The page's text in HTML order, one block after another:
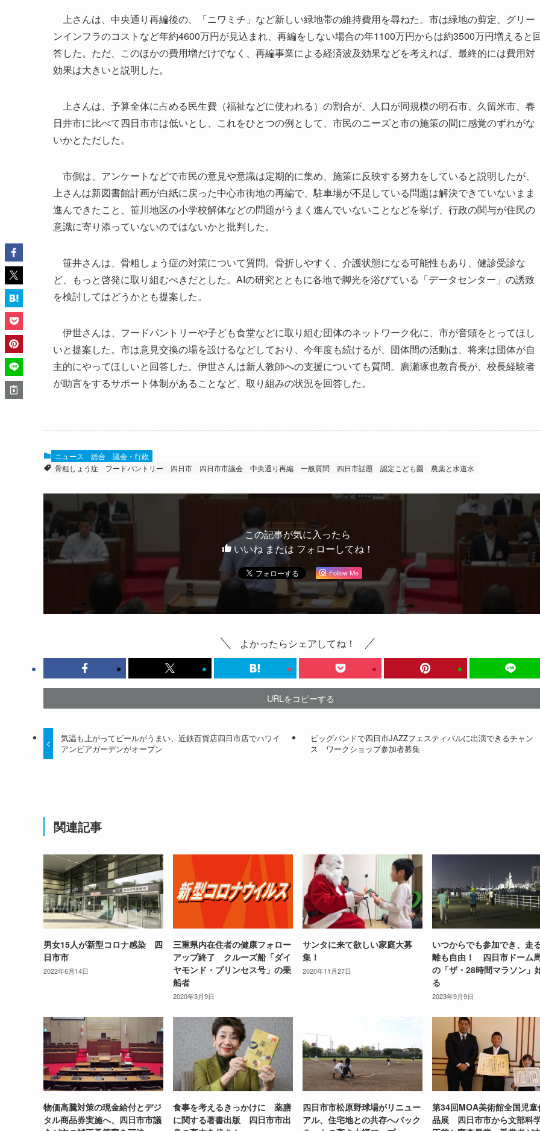
上さんは、中央通り再編後の、「ニワミチ」など新しい緑地帯の維持費用を尋ねた。市は緑地の剪定、グリー
ンインフラのコストなど年約4600万円が見込まれ、再編をしない場合の年1100万円からは約3500万円増えると
答した。ただ、このほかの費用増だけでなく、再編事業による経済波及効果などを考えれば、最終的には費用対
効果は大きいと説明した。
上さんは、予算全体に占める民生費（福祉などに使われる）の割合が、人口が同規模の明石市、久留米市、春
日井市に比べて四日市市は低いとし、これをひとつの例として、市民のニーズと市の施策の間に感覚のずれがな
いかとただした。
市側は、アンケートなどで市民の意見や意識は定期的に集め、施策に反映する努力をしていると説明したが、
上さんは新図書館計画が白紙に戻った中心市街地の再編で、駐車場が不足している問題は解決できていないまま
進んできたこと、笹川地区の小学校解体などの問題がうまく進んでいないことなどを挙げ、行政の関与が住民の
意識に寄り添っていないのではないかと批判した。
笹井さんは、骨粗しょう症の対策について質問。骨折しやすく、介護状態になる可能性もあり、健診受診な
ど、もっと啓発に取り組むべきだとした。AIの研究とともに各地で脚光を浴びている「データセンター」の誘致
を検討してはどうかとも提案した。
伊世さんは、フードパントリーや子ども食堂などに取り組む団体のネットワーク化に、市が音頭をとってほし
いと提案した。市は意見交換の場を設けるなどしており、今年度も続けるが、団体間の活動は、将来は団体が自
主的にやってほしいと回答した。伊世さんは新人教師への支援についても質問。廣瀬琢也教育長が、校長経験者
が助言をするサポート体制があることなど、取り組みの状況を回答した。
ニュース 総合
議会・行政
骨粗しょう症
フードパントリー 四日市 四日市市議会 中央通り再編 一般質問 四日市話題 認定こども園 農薬と水道水
この記事が気に入ったら
いいね または フォローしてね！
Follow Me
よかったらシェアしてね！
URLをコピーする
気温も上がってビールがうまい、近鉄百貨店四日市店でハワイ
アンビアガーデンがオープン
ビッグバンドで四日市JAZZフェスティバルに出演できるチャン
ス ワークショップ参加者募集
関連記事
男女15人が新型コロナ感染 四
日市市
2022年6月14日
三重県内在住者の健康フォロー
アップ終了 クルーズ船「ダイ
ヤモンド・プリンセス号」の乗
船者
2020年3月9日
サンタに来て欲しい家庭大募
集！
2020年11月27日
いつからでも参加でき、走
離も自由！ 四日市ドーム
の「ザ・28時間マラソン」
る
2023年9月9日
物価高騰対策の現金給付とデジ
タル商品券実施へ、四日市市議
食事を考えるきっかけに 薬膳
に関する著書出版 四日市市出
四日市市松原野球場がリニュー
アル、住宅地との共存へバック
第34回MOA美術館全国児童
品展 四日市市から文部科